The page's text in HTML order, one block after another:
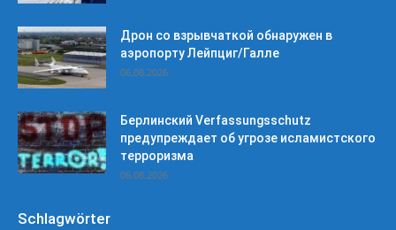
Дрон со взрывчаткой обнаружен в
аэропорту Лейпциг/Галле
06.08.2026
Берлинский Verfassungsschutz
предупреждает об угрозе исламистского
терроризма
06.08.2026
Schlagwörter